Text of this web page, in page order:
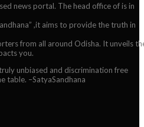
news portal. The head office of is in
,it aims to provide the truth in
from all around Odisha. It unveils
you.
unbiased and discrimination free
table. –SatyaSandhana